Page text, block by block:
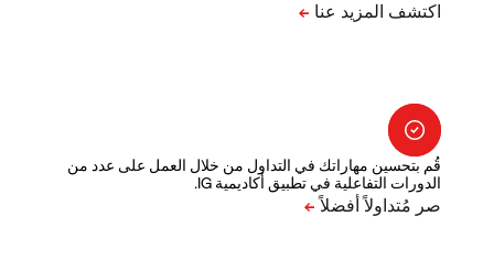
قُم بتحسين مهاراتك في التداول من خلال العمل على عدد من
الدورات التفاعلية في تطبيق أكاديمية IG.